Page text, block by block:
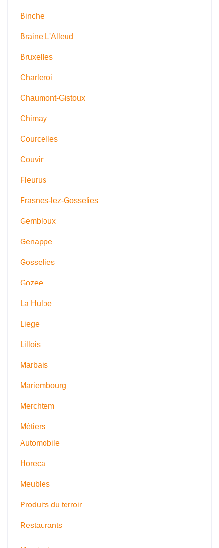
Binche
Braine L'Alleud
Bruxelles
Charleroi
Chaumont-Gistoux
Chimay
Courcelles
Couvin
Fleurus
Frasnes-lez-Gosselies
Gembloux
Genappe
Gosselies
Gozee
La Hulpe
Liege
Lillois
Marbais
Mariembourg
Merchtem
Métiers
Automobile
Horeca
Meubles
Produits du terroir
Restaurants